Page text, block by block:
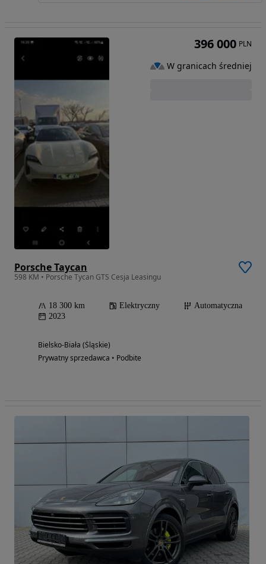
Porsche Taycan
598 KM • Porsche Tycan GTS Cesja Leasingu
18 300 km Elektryczny
Automatyczna
2023
Bielsko-Biała (Śląskie)
Prywatny sprzedawca • Podbite
396 000 PLN
W granicach średniej